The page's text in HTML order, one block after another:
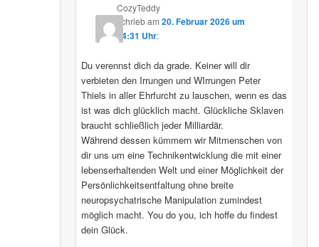
CozyTeddy
schriebam 20. Februar 2026 um
14:31 Uhr:
Du verennst dich da grade. Keiner will dir
verbieten den Irrungen und WIrrungen Peter
Thiels in aller Ehrfurcht zu lauschen, wenn es das
ist was dich glücklich macht. Glückliche Sklaven
braucht schließlich jeder Milliardär.
Während dessen kümmern wir Mitmenschen von
dir uns um eine Technikentwicklung die mit einer
lebenserhaltenden Welt und einer Möglichkeit der
Persönlichkeitsentfaltung ohne breite
neuropsychatrische Manipulation zumindest
möglich macht. You do you, ich hoffe du findest
dein Glück.